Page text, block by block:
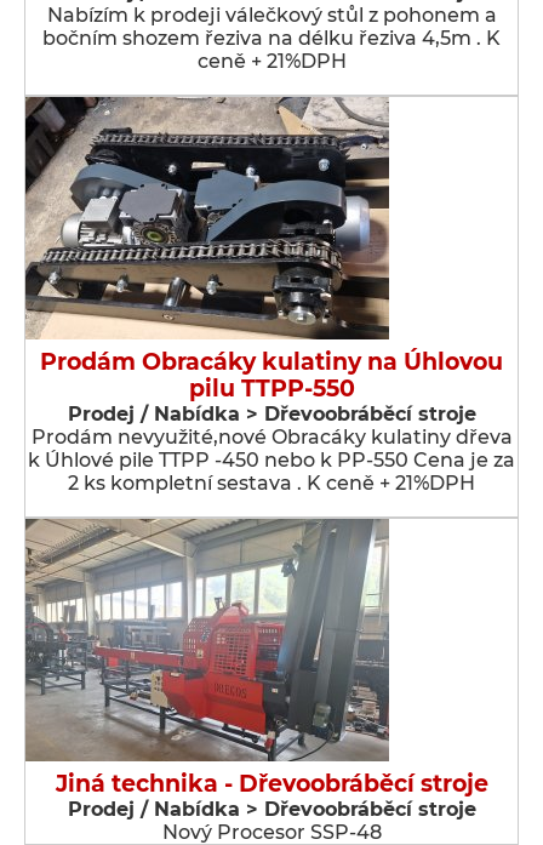
Nabízím k prodeji válečkový stůl z pohonem a
bočním shozem řeziva na délku řeziva 4,5m . K
ceně + 21%DPH
Prodám Obracáky kulatiny na Úhlovou
pilu TTPP-550
Prodej / Nabídka > Dřevoobráběcí stroje
Prodám nevyužité,nové Obracáky kulatiny dřeva
k Úhlové pile TTPP -450 nebo k PP-550 Cena je za
2 ks kompletní sestava . K ceně + 21%DPH
Jiná technika - Dřevoobráběcí stroje
Prodej / Nabídka > Dřevoobráběcí stroje
Nový Procesor SSP-48